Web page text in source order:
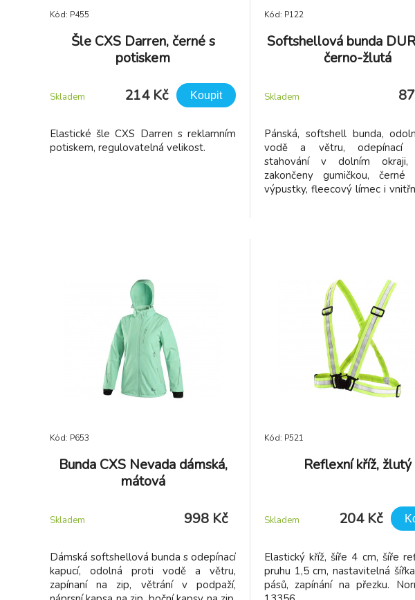
Kód: P455
Šle CXS Darren, černé s
potiskem
Skladem 214 Kč Koupit
Elastické šle CXS Darren s reklamním
potiskem, regulovatelná velikost.
Kód: P122
Softshellová bunda
černo-žlutá
Skladem
Pánská, softshell bunda,
vodě a větru, odepínací
stahování v dolním okraji,
zakončeny gumičkou, černé
výpustky, fleecový límec i
bundy, TPU membrána,
jedna náprsní kapsa.
Kód: P653
Bunda CXS Nevada dámská,
mátová
Skladem 998 Kč
Dámská softshellová bunda s odepínací
kapucí, odolná proti vodě a větru,
zapínaní na zip, větrání v podpaží,
Kód: P521
Reflexní kříž, žlutý
Skladem 204 Kč
Elastický kříž, šíře 4 cm, šíře
pruhu 1,5 cm, nastavitelná
pásů, zapínání na přezku.